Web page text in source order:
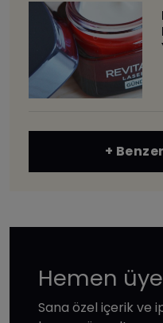
+
Hemen
Sana özel içerik ve